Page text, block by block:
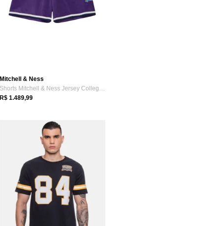
Mitchell & Ness
Shorts Mitchell & Ness Jersey Collegiate...
R$ 1.489,99